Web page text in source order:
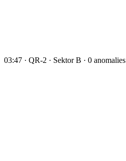
03:47 · QR-2 · Sektor B · 0 anomalies